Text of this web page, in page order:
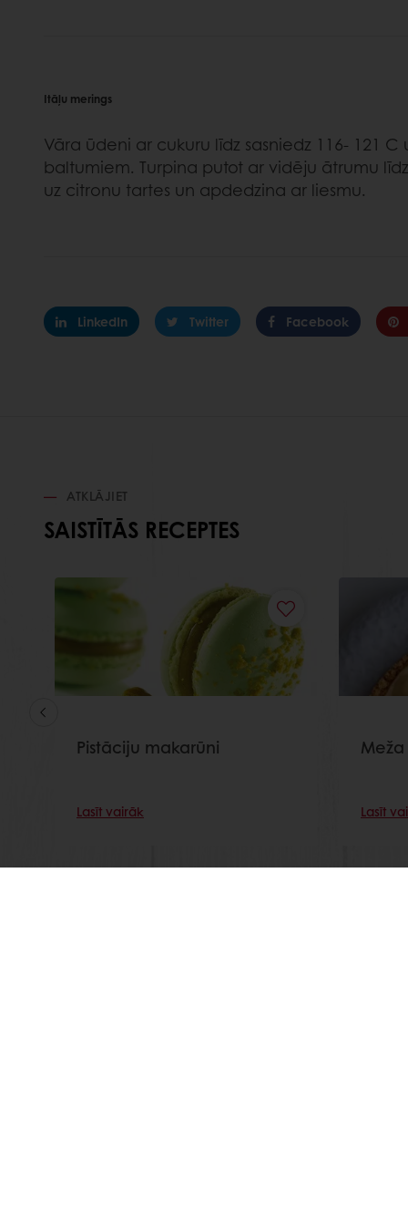
Itāļu merings
Vāra ūdeni ar cukuru līdz sasniedz 116- 121
baltumiem. Turpina putot ar vidēju ātrumu
uz citronu tartes un apdedzina ar liesmu.
LinkedIn Twitter Facebook
ATKLĀJIET
SAISTĪTĀS RECEPTES
Pistāciju makarūni
Lasīt vairāk Lasīt